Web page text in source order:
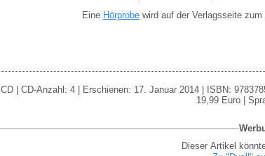
Eine Hörprobewird auf der Verlagsseite zum
CD | CD-Anzahl: 4 | Erschienen: 17. Januar 2014 | ISBN:
19,99 Euro |
Dieser Artikel